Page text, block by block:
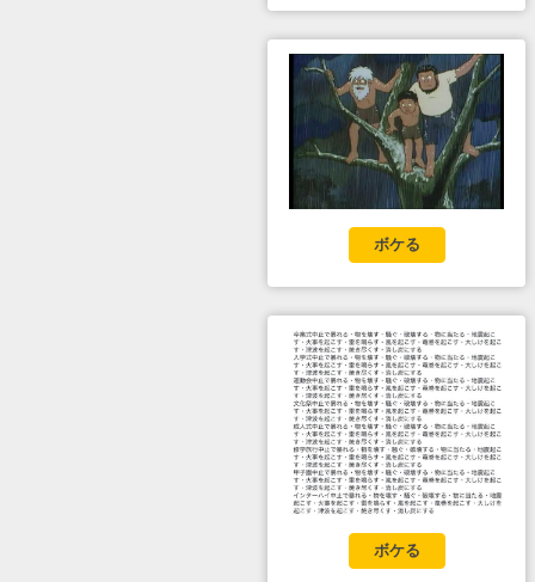
ボケる
ボケる